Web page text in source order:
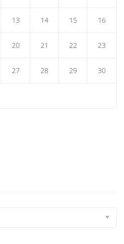
13 14 15 16
20 21 22 23
27 28 29 30